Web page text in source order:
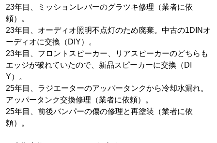
23年目、ミッションレバーのグラツキ修理（業者に依
頼）。
23年目、オーディオ照明不点灯のため廃棄。中古の1DINオ
ーディオに交換（DIY）。
23年目、フロントスピーカー、リアスピーカーのどちらも
エッジが破れていたので、新品スピーカーに交換（DI
Y）。
25年目、ラジエーターのアッパータンクから冷却水漏れ。
アッパータンク交換修理（業者に依頼）。
25年目、前後バンパーの傷の修理と再塗装（業者に依
頼）。